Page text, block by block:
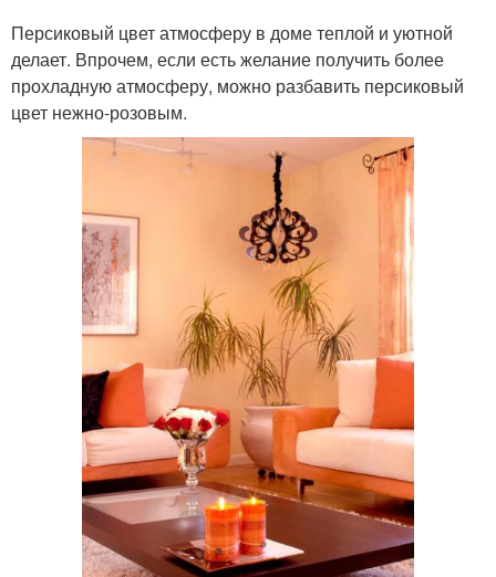
Персиковый цвет атмосферу в доме теплой и уютной
делает. Впрочем, если есть желание получить более
прохладную атмосферу, можно разбавить персиковый
цвет нежно-розовым.